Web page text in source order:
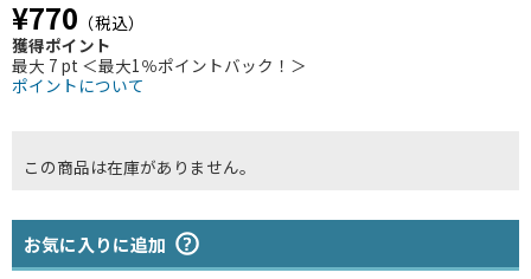
¥770 （税込）
獲得ポイント
最大 7 pt ＜最大1％ポイントバック！＞
ポイントについて
この商品は在庫がありません。
お気に入りに追加